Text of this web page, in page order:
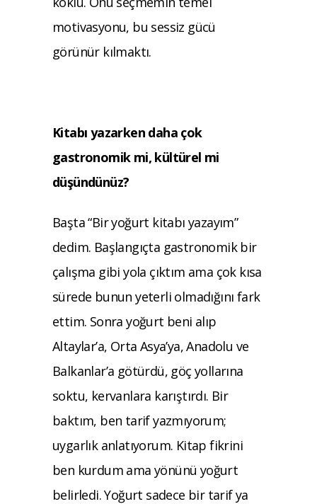
motivasyonu, bu sessiz gücü
görünür kılmaktı.
Kitabı yazarken daha çok
gastronomik mi, kültürel mi
düşündünüz?
Başta “Bir yoğurt kitabı yazayım”
dedim. Başlangıçta gastronomik bir
çalışma gibi yola çıktım ama çok kısa
sürede bunun yeterli olmadığını fark
ettim. Sonra yoğurt beni alıp
Altaylar’a, Orta Asya’ya, Anadolu ve
Balkanlar’a götürdü, göç yollarına
soktu, kervanlara karıştırdı. Bir
baktım, ben tarif yazmıyorum;
uygarlık anlatıyorum. Kitap fikrini
ben kurdum ama yönünü yoğurt
belirledi. Yoğurt sadece bir tarif ya